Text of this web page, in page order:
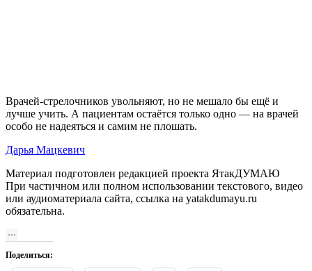
Врачей-стрелочников увольняют, но не мешало бы ещё и
лучше учить. А пациентам остаётся только одно — на врачей
особо не надеяться и самим не плошать.
Дарья Мацкевич
Материал подготовлен редакцией проекта ЯтакДУМАЮ
При частичном или полном использовании текстового, видео
или аудиоматериала сайта, ссылка на yatakdumayu.ru
обязательна.
Поделиться: